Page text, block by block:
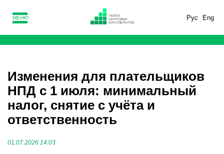
Рус Eng
МЕНЮ
Изменения для плательщиков
НПД с 1 июля: минимальный
налог, снятие с учёта и
ответственность
01.07.2026 14:03